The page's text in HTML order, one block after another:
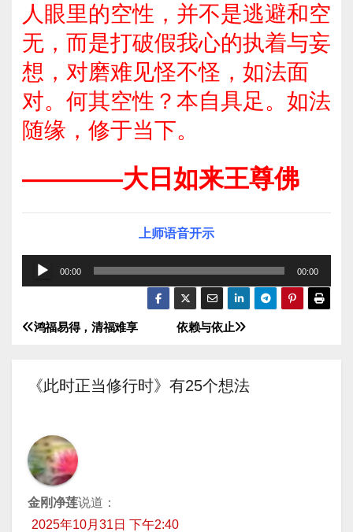
人眼里的空性，并不是逃避和空
无，而是打破假我心的执着与妄
想，对磨难见怪不怪，如法面
对。何其空性？本自具足。如法
随缘，修于当下。
————大日如来王尊佛
上师语音开示
频
放
00:00 00:00
文
导
航
依赖与依止
鸿福易得，清福难享
《此时正当修行时》有25个想法
金刚净莲说道：
2025年10月31日 下午2:40